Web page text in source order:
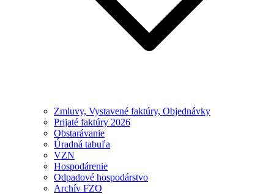
Zmluvy, Vystavené faktúry, Objednávky
Prijaté faktúry 2026
Obstarávanie
Úradná tabuľa
VZN
Hospodárenie
Odpadové hospodárstvo
Archív FZO